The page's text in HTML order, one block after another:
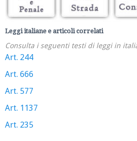
Leggi italiane e articoli correlati
Consulta i seguenti testi di leggi in
Art. 244
Art. 666
Art. 577
Art. 1137
Art. 235